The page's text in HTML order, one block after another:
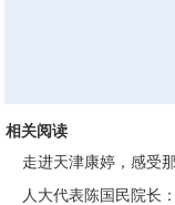
相关阅读
走进天津康婷，感受
人大代表陈国民院长